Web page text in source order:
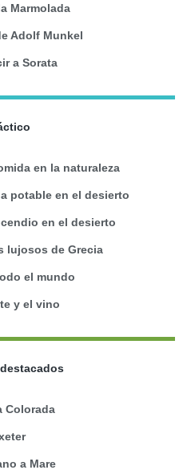
Marmolada
Adolf Munkel
a Sorata
en la naturaleza
potable en el desierto
en el desierto
lujosos de Grecia
el mundo
y el vino
Colorada
a Mare